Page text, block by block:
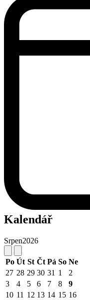
Kalendář
Srpen2026
Po Út St Čt Pá So Ne
27 28 29 30 31 1
2
3
4 5 6 7 8
9
10 11 12 13 14 15 16